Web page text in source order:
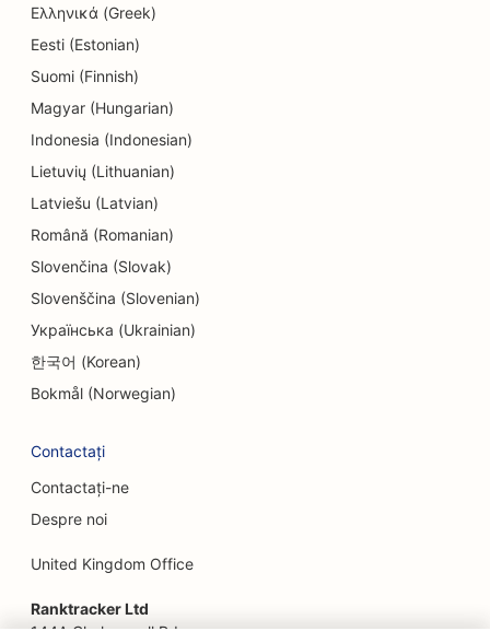
SEO pentru firmele de inginerie
SEO pentru endodonțiști
SEO pentru divertisment și recreere
SEO pentru Escape Rooms
EO pentru restaurante etnice
SEO pentru restaurantele Farm-to-Table
SEO pentru servicii de lifting facial
SEO pentru planificatorii financiari
SEO pentru restaurantele Fast Food
SEO pentru florari
SEO pentru restaurantele Fine Dining
SEO pentru servicii financiare
Ελληνικά (Greek)
Eesti (Estonian)
Suomi (Finnish)
Magyar (Hungarian)
Indonesia (Indonesian)
Lietuvių (Lithuanian)
Latviešu (Latvian)
Română (Romanian)
Slovenčina (Slovak)
Slovenščina (Slovenian)
Українська (Ukrainian)
한국어 (Korean)
Bokmål (Norwegian)
Contactați
Contactați-ne
Despre noi
United Kingdom Office
Ranktracker Ltd
144A Clerkenwell Rd